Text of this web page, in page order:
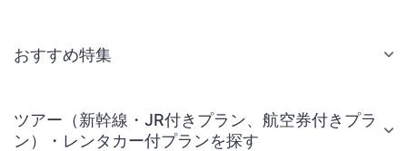
おすすめ特集
ツアー（新幹線・JR付きプラン、航空券付きプラ
ン）・レンタカー付プランを探す